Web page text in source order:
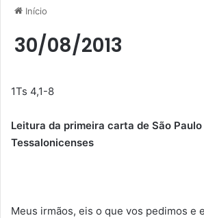
Início
30/08/2013
1Ts 4,1-8
Leitura da primeira carta de São Paulo
Tessalonicenses
Meus irmãos, eis o que vos pedimos e